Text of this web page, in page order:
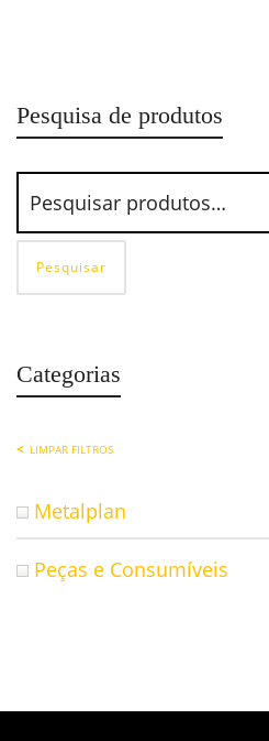
Pesquisa de produtos
Pesquisar
Categorias
LIMPAR FILTROS
Metalplan
Peças e Consumíveis